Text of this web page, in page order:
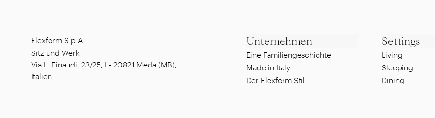
Flexform S.p.A.
Sitz und Werk
Via L. Einaudi, 23/25, I - 20821 Meda (MB),
Italien
Unternehmen
Eine Familiengeschichte
Made in Italy
Der Flexform Stil
Settings
Living
Sleeping
Dining